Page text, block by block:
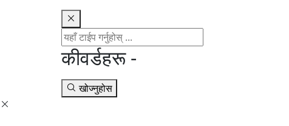
कीवर्डहरू -
खोज्नुहोस